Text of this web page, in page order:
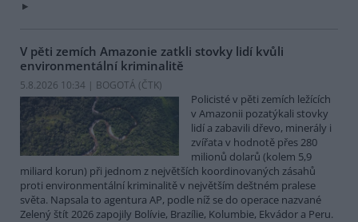
V pěti zemích Amazonie zatkli stovky lidí kvůli
environmentální kriminalitě
5.8.2026 10:34 | BOGOTÁ (ČTK)
Policisté v pěti zemích ležících
v Amazonii pozatýkali stovky
lidí a zabavili dřevo, minerály i
zvířata v hodnotě přes 280
milionů dolarů (kolem 5,9
miliard korun) při jednom z největších koordinovaných zásahů
proti environmentální kriminalitě v největším deštném pralese
světa. Napsala to agentura AP, podle níž se do operace nazvané
Zelený štít 2026 zapojily Bolívie, Brazílie, Kolumbie, Ekvádor a Peru.